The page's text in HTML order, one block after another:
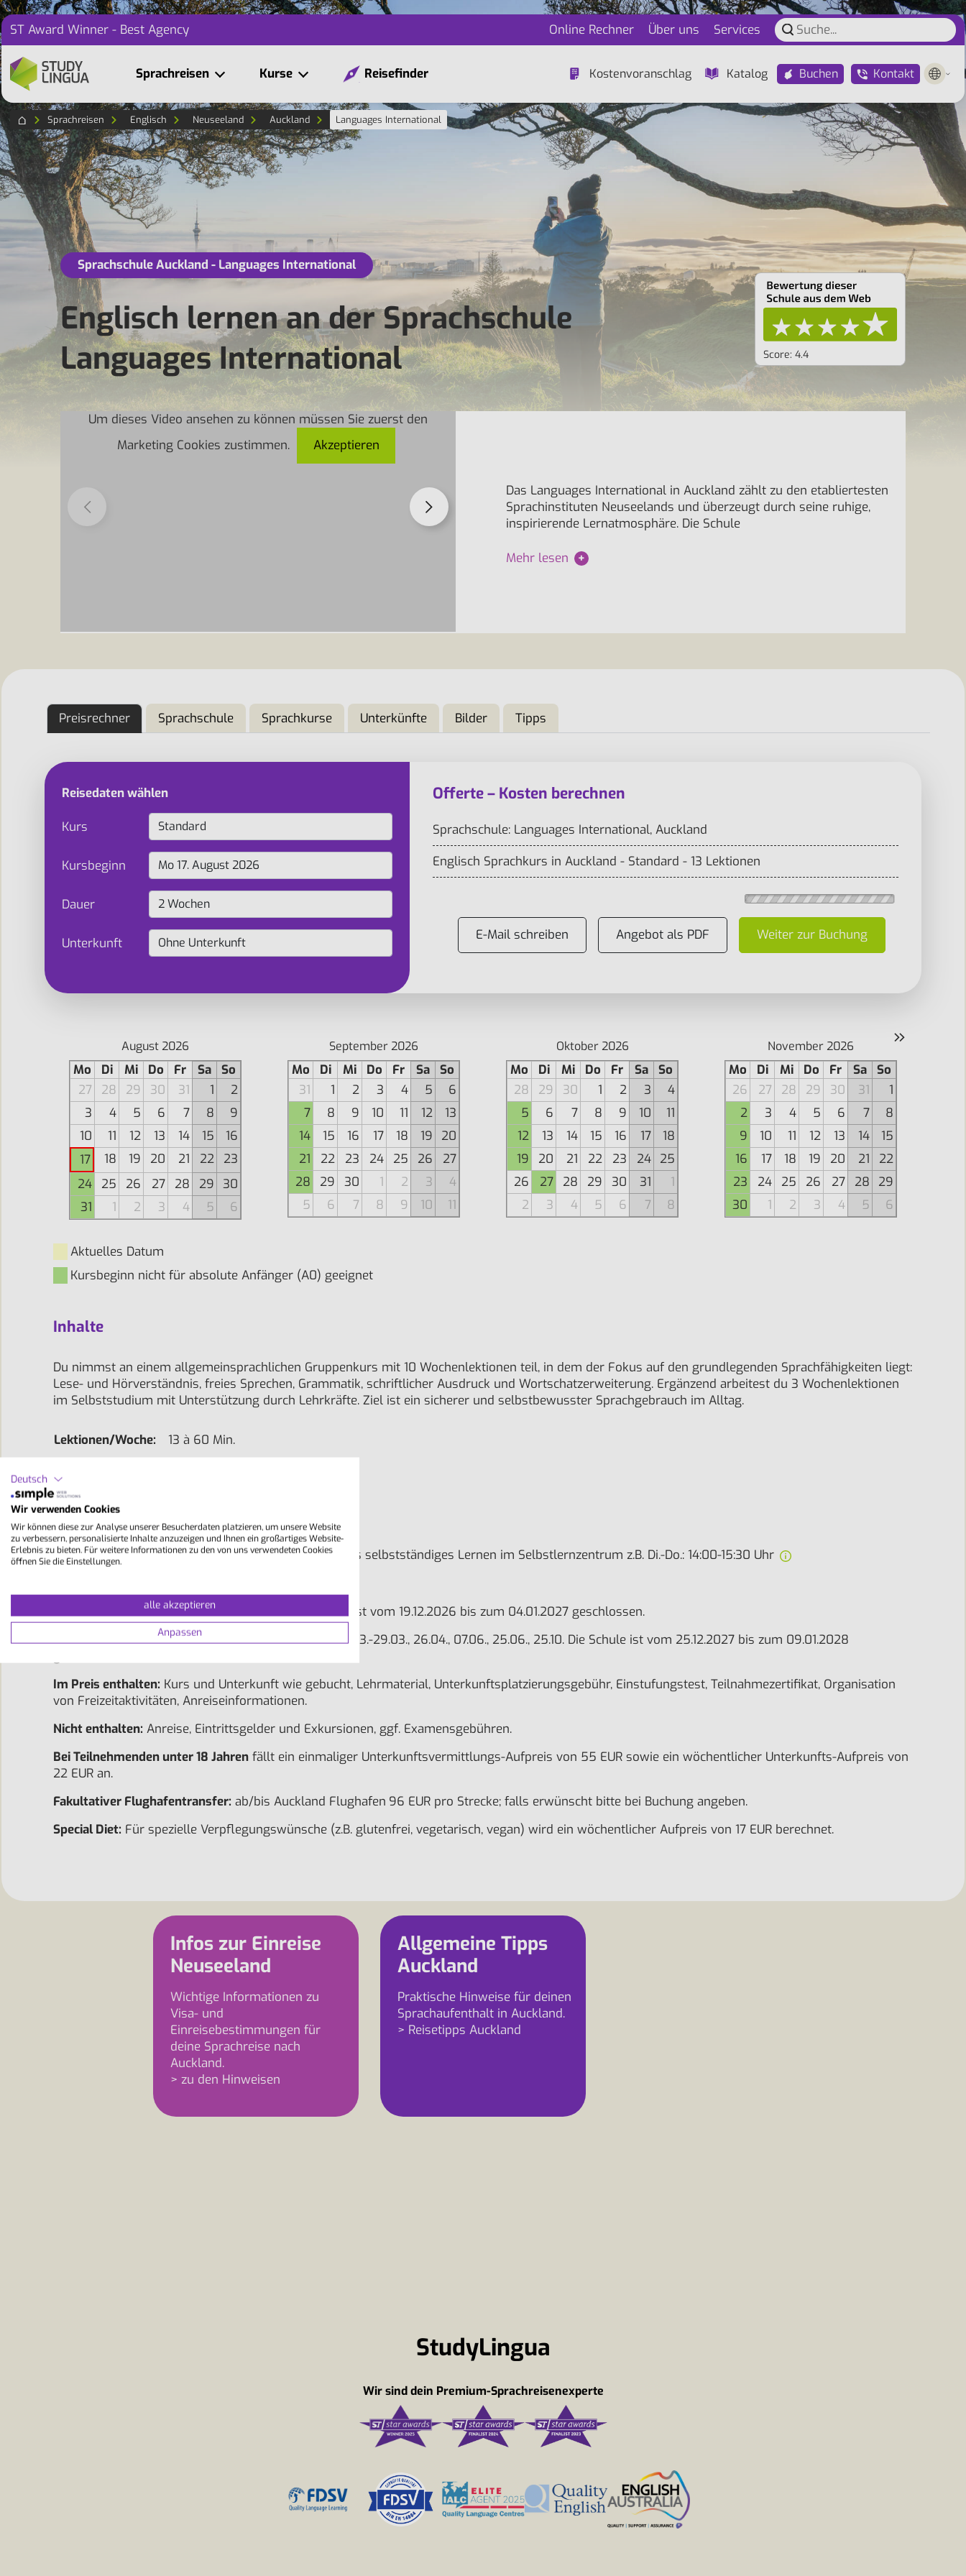
ST Award Winner - Best Agency Online Rechner Über uns Services
Sprachreisen Kurse Reisefinder Kostenvoranschlag Katalog Buchen Kontakt
Sprachreisen Englisch Neuseeland Auckland Languages International
Sprachschule Auckland - Languages International
Englisch lernen an der Sprachschule
Languages International
Score: 4.4
Um dieses Video ansehen zu können müssen Sie zuerst den
Marketing Cookies zustimmen.
Akzeptieren
Das Languages International in Auckland zählt zu den etabliertesten
Sprachinstituten Neuseelands und überzeugt durch seine ruhige,
inspirierende Lernatmosphäre. Die Schule
Mehr lesen +
Preisrechner Sprachschule Sprachkurse Unterkünfte Bilder Tipps
Reisedaten wählen
Kurs
Kursbeginn
Dauer
Unterkunft
Offerte – Kosten berechnen
Sprachschule: Languages International, Auckland
Englisch Sprachkurs in Auckland - Standard - 13 Lektionen
E-Mail schreiben Angebot als PDF Weiter zur Buchung
»
August 2026
Mo Di Mi Do Fr Sa
So
27
28 29 30 31 1
2
3
4 5 6 7 8
9
10
11 12 13 14 15
16
17
18 19 20 21 22
23
24
25 26 27 28 29 30
31
1 2 3 4 5 6
September 2026
Mo Di Mi Do Fr Sa
So
31
1 2 3 4 5
6
7
8 9 10 11 12
13
14
15 16 17 18 19
20
21
22 23 24 25 26
27
28
29 30 1 2 3
4
5
6 7 8 9 10 11
Oktober 2026
Mo Di Mi Do Fr Sa
So
28
29 30 1 2 3
4
5
6 7 8 9 10
11
12
13 14 15 16 17
18
19
20 21 22 23 24 25
26
27 28 29 30 31
1
2
3 4 5 6 7 8
November 2026
Mo Di Mi Do Fr Sa
So
26
27 28 29 30 31
1
2
3 4 5 6 7
8
9
10 11 12 13 14
15
16
17 18 19 20 21
22
23
24 25 26 27 28
29
30
1 2 3 4 5 6
Aktuelles Datum
Kursbeginn nicht für absolute Anfänger (A0) geeignet
Inhalte
Du nimmst an einem allgemeinsprachlichen Gruppenkurs mit 10 Wochenlektionen teil, in dem der Fokus auf den grundlegenden Sprachfähigkeiten liegt:
Lese- und Hörverständnis, freies Sprechen, Grammatik, schriftlicher Ausdruck und Wortschatzerweiterung. Ergänzend arbeitest du 3 Wochenlektionen
im Selbststudium mit Unterstützung durch Lehrkräfte. Ziel ist ein sicherer und selbstbewusster Sprachgebrauch im Alltag.
Lektionen/Woche:
13 à 60 Min.
Gruppengröße:
Dauer:
2 - 24 Wochen
Unterricht:
Mo.-Fr.: 8:30-10:35 Uhr + Betreutes selbstständiges Lernen im Selbstlernzentrum z.B. Di.-Do.: 14:00-15:30 Uhr
Kein Unterricht an Feiertagen 2026:26.10. Die Schule ist vom 19.12.2026 bis zum 04.01.2027 geschlossen.
Kein Unterricht an Feiertagen 2027:01.02., 08.02., 26.03.-29.03., 26.04., 07.06., 25.06., 25.10. Die Schule ist vom 25.12.2027 bis zum 09.01.2028
Im Preis enthalten: Kurs und Unterkunft wie gebucht, Lehrmaterial, Unterkunftsplatzierungsgebühr, Einstufungstest, Teilnahmezertifikat, Organisation
von Freizeitaktivitäten, Anreiseinformationen.
Nicht enthalten: Anreise, Eintrittsgelder und Exkursionen, ggf. Examensgebühren.
Bei Teilnehmenden unter 18 Jahren fällt ein einmaliger Unterkunftsvermittlungs-Aufpreis von 55 EUR sowie ein wöchentlicher Unterkunfts-Aufpreis von
22 EUR an.
Fakultativer Flughafentransfer: ab/bis Auckland Flughafen 96 EUR pro Strecke; falls erwünscht bitte bei Buchung angeben.
Special Diet: Für spezielle Verpflegungswünsche (z.B. glutenfrei, vegetarisch, vegan) wird ein wöchentlicher Aufpreis von 17 EUR berechnet.
Infos zur Einreise
Neuseeland
Wichtige Informationen zu
Visa- und
Einreisebestimmungen für
deine Sprachreise nach
Auckland.
> zu den Hinweisen
Allgemeine Tipps
Auckland
Praktische Hinweise für deinen
Sprachaufenthalt in Auckland.
> Reisetipps Auckland
StudyLingua
Wir sind dein Premium-Sprachreisenexperte
Deutsch
Wir verwenden Cookies
Wir können diese zur Analyse unserer Besucherdaten platzieren, um unsere Website
zu verbessern, personalisierte Inhalte anzuzeigen und Ihnen ein großartiges Website-
Erlebnis zu bieten. Für weitere Informationen zu den von uns verwendeten Cookies
öffnen Sie die Einstellungen.
alle akzeptieren
Anpassen